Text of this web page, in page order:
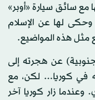
سائق سيارة «أوبر»
لها عن الإسلام
مثل هذه المواضيع.
عن هجرته إلى
في كوريا... لكن، مع
وعندما زار كوريا آخر